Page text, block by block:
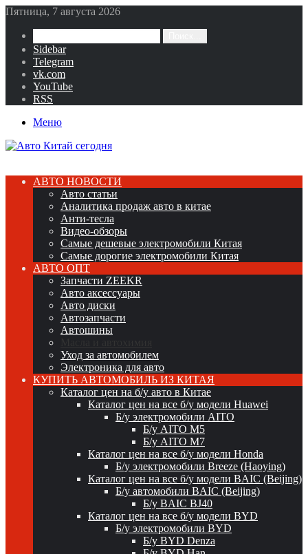
Пятница, 7 августа 2026
Sidebar
Telegram
vk.com
YouTube
RSS
Меню
АВТО НОВОСТИ
Авто статьи
Аналитика продаж авто в китае
Анти-тесла
Видео-обзоры
Самые дешевые электромобили Китая
Самые дорогие электромобили Китая
АВТО ОПТ
Запчасти ZEEKR
Авто аксессуары
Авто диски
Автозапчасти
Автошины
Уход за автомобилем
Электроника для авто
КУПИТЬ АВТОМОБИЛЬ ИЗ КИТАЯ
Каталог цен на б/у авто в Китае
Каталог цен на все б/у модели Huawei
Б/у электромобили AITO
Б/у AITO M5
Б/у AITO M7
Каталог цен на все б/у модели Honda
Б/у электромобили Breeze (Haoying)
Каталог цен на все б/у модели BAIC (Beijing)
Б/у автомобили BAIC (Beijing)
Б/у BAIC BJ40
Каталог цен на все б/у модели BYD
Б/у электромобили BYD
Б/у BYD Denza